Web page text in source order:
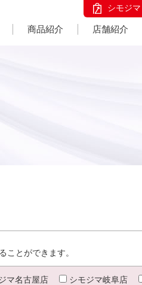
シモジ
商品紹介 店舗紹介
ことができます。
マ名古屋店 シモジマ岐阜店